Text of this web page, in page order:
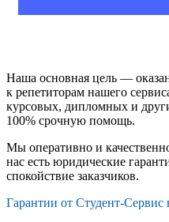
Наша основная цель —
к репетиторам нашего
курсовых, дипломных и
100% срочную помощь.
Мы оперативно и
нас есть юридические
спокойствие заказчиков.
Гарантии от Студент-Сервис